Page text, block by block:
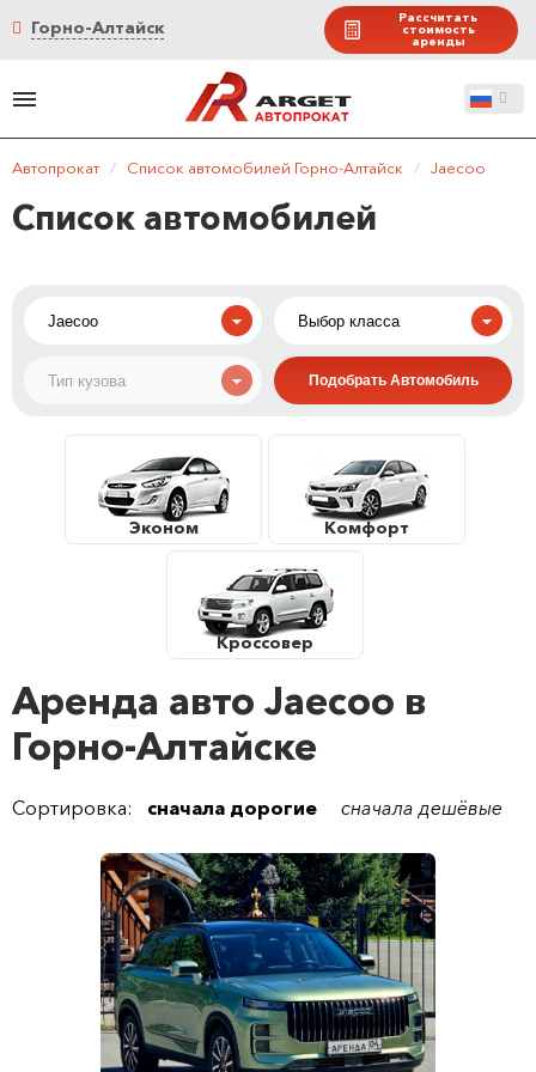
Горно-Алтайск Рассчитать
стоимость
аренды
Автопрокат / Список автомобилей Горно-Алтайск / Jaecoo
Список автомобилей
Эконом Комфорт
Кроссовер
Аренда авто Jaecoo в
Горно-Алтайске
Сортировка: сначала дорогие сначала дешёвые